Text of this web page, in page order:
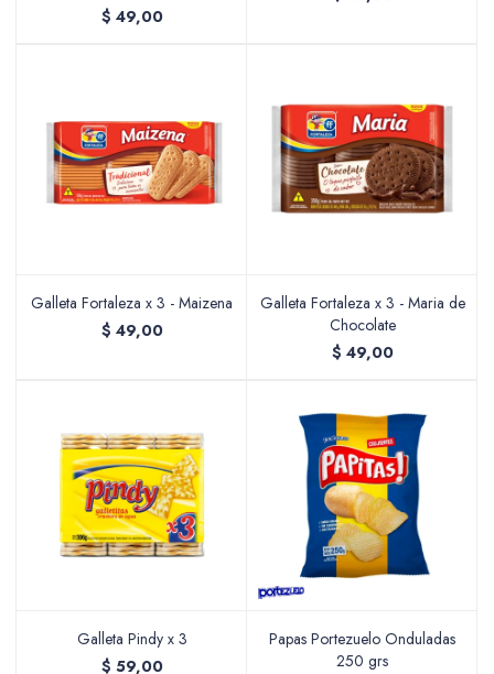
$ 49,00
Galleta Fortaleza x 3 - Maizena
$ 49,00
Galleta Fortaleza x 3 - Maria de
Chocolate
$ 49,00
Galleta Pindy x 3
$ 59,00
Papas Portezuelo Onduladas
250 grs